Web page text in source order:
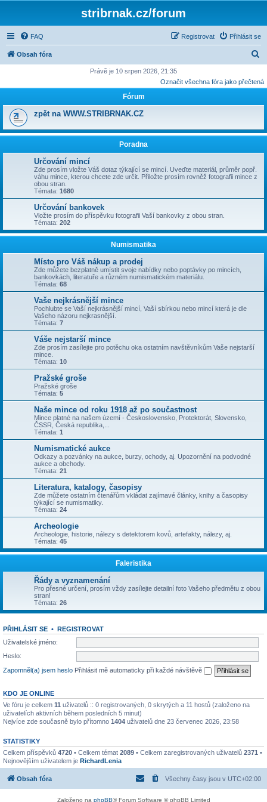
stribrnak.cz/forum
FAQ Přihlásit se
Registrovat
Obsah fóra
e
Právě je 10 srpen 2026, 21:35
Označit všechna fóra jako přečtená
Fórum
zpět na WWW.STRIBRNAK.CZ
Poradna
Určování mincí
Zde prosím vložte Váš dotaz týkající se mincí. Uveďte materiál, průměr popř.
váhu mince, kterou chcete zde určit. Přiložte prosím rovněž fotografii mince z
obou stran.
Témata: 1680
Určování bankovek
Vložte prosím do příspěvku fotografii Vaší bankovky z obou stran.
Témata: 202
Numismatika
Místo pro Váš nákup a prodej
Zde můžete bezplatně umístit svoje nabídky nebo poptávky po mincích,
bankovkách, literatuře a různém numismatickém materiálu.
Témata: 68
Vaše nejkrásnější mince
Pochlubte se Vaší nejkrásnější mincí, Vaší sbírkou nebo mincí která je dle
Vašeho názoru nejkrasnější.
Témata: 7
Váše nejstarší mince
Zde prosím zasílejte pro potěchu oka ostatním navštěvníkům Vaše nejstarší
mince.
Témata: 10
Pražské groše
Pražské groše
Témata: 5
Naše mince od roku 1918 až po součastnost
Mince platné na našem území - Československo, Protektorát, Slovensko,
ČSSR, Česká republika,...
Témata: 1
Numismatické aukce
Odkazy a pozvánky na aukce, burzy, ochody, aj. Upozornění na podvodné
aukce a obchody.
Témata: 21
Literatura, katalogy, časopisy
Zde můžete ostatním čtenářům vkládat zajímavé články, knihy a časopisy
týkající se numismatiky.
Témata: 24
Archeologie
Archeologie, historie, nálezy s detektorem kovů, artefakty, nálezy, aj.
Témata: 45
Faleristika
Řády a vyznamenání
Pro přesné určení, prosím vždy zasílejte detailní foto Vašeho předmětu z obou
stran!
Témata: 26
PŘIHLÁSIT SE • REGISTROVAT
Uživatelské jméno:
Heslo:
Zapomněl(a) jsem heslo Přihlásit mě automaticky při každé návštěvě
KDO JE ONLINE
Ve fóru je celkem 11 uživatelů :: 0 registrovaných, 0 skrytých a 11 hostů (založeno na
uživatelích aktivních během posledních 5 minut)
Nejvíce zde současně bylo přítomno 1404 uživatelů dne 23 červenec 2026, 23:58
STATISTIKY
Celkem příspěvků 4720 • Celkem témat 2089 • Celkem zaregistrovaných uživatelů 2371 •
Nejnovějším uživatelem je RichardLenia
Obsah fóra Všechny časy jsou v UTC+02:00
Založeno na phpBB® Forum Software © phpBB Limited